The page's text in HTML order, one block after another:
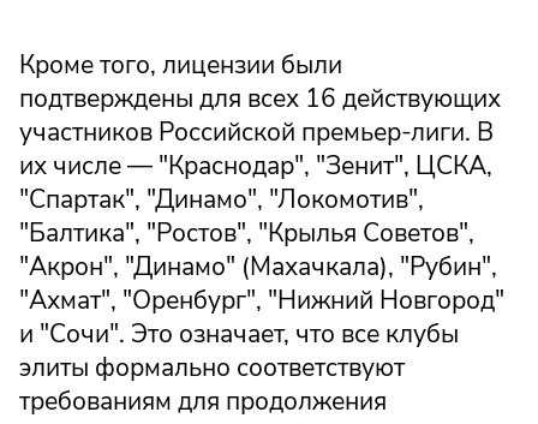
Кроме того, лицензии были
подтверждены для всех 16 действующих
участников Российской премьер-лиги. В
их числе — "Краснодар", "Зенит", ЦСКА,
"Спартак", "Динамо", "Локомотив",
"Балтика", "Ростов", "Крылья Советов",
"Акрон", "Динамо" (Махачкала), "Рубин",
"Ахмат", "Оренбург", "Нижний Новгород"
и "Сочи". Это означает, что все клубы
элиты формально соответствуют
требованиям для продолжения